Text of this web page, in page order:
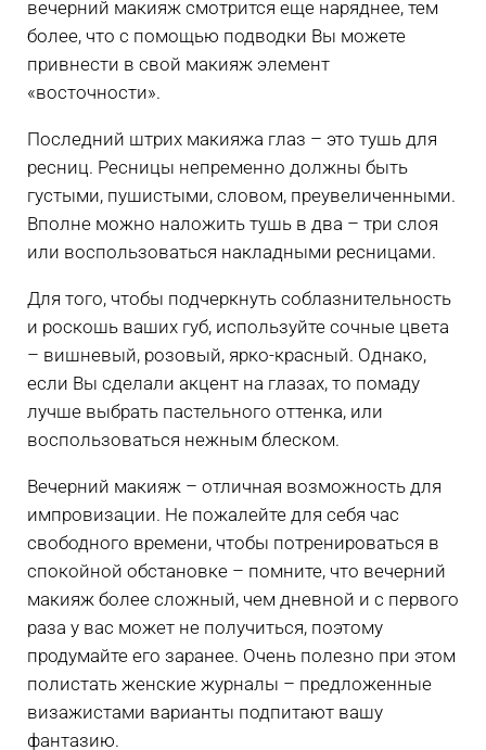
вечерний макияж смотрится еще наряднее, тем
более, что с помощью подводки Вы можете
привнести в свой макияж элемент
«восточности».
Последний штрих макияжа глаз – это тушь для
ресниц. Ресницы непременно должны быть
густыми, пушистыми, словом, преувеличенными.
Вполне можно наложить тушь в два – три слоя
или воспользоваться накладными ресницами.
Для того, чтобы подчеркнуть соблазнительность
и роскошь ваших губ, используйте сочные цвета
– вишневый, розовый, ярко-красный. Однако,
если Вы сделали акцент на глазах, то помаду
лучше выбрать пастельного оттенка, или
воспользоваться нежным блеском.
Вечерний макияж – отличная возможность для
импровизации. Не пожалейте для себя час
свободного времени, чтобы потренироваться в
спокойной обстановке – помните, что вечерний
макияж более сложный, чем дневной и с первого
раза у вас может не получиться, поэтому
продумайте его заранее. Очень полезно при этом
полистать женские журналы – предложенные
визажистами варианты подпитают вашу
фантазию.